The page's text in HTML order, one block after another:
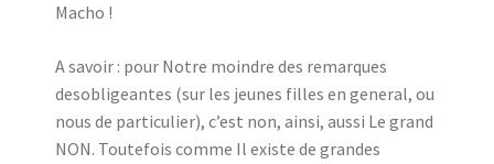
Macho !
A savoir : pour Notre moindre des remarques
desobligeantes (sur les jeunes filles en general, ou
nous de particulier), c’est non, ainsi, aussi Le grand
NON. Toutefois comme Il existe de grandes